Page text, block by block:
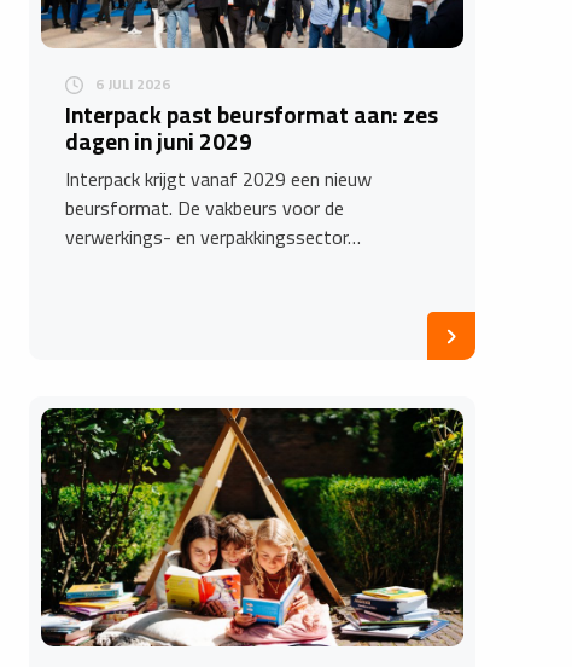
6 JULI 2026
Interpack past beursformat aan: zes
dagen in juni 2029
Interpack krijgt vanaf 2029 een nieuw
beursformat. De vakbeurs voor de
verwerkings- en verpakkingssector…